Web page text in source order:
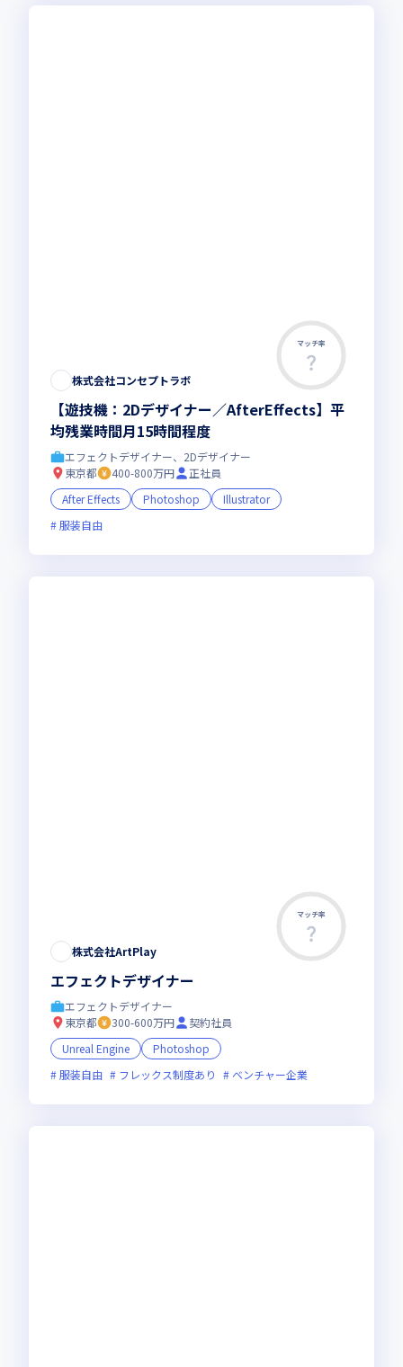
マッチ率
株式会社コンセプトラボ
【遊技機：2Dデザイナー／AfterEffects】平
均残業時間⽉15時間程度
エフェクトデザイナー、2Dデザイナー
東京都
400-800万円
正社員
After Effects
Photoshop
Illustrator
服装自由
マッチ率
株式会社ArtPlay
エフェクトデザイナー
エフェクトデザイナー
東京都
300-600万円
契約社員
Unreal Engine
Photoshop
服装自由
フレックス制度あり ベンチャー企業